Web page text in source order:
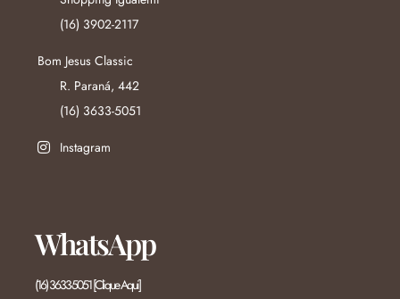
(16) 3902-2117
Bom Jesus Classic
R. Paraná, 442
(16) 3633-5051
Instagram
WhatsApp
(16) 3633-5051 [Clique Aqui]